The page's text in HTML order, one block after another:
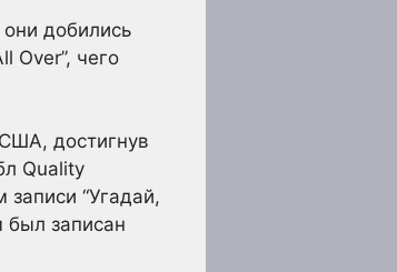
добились
Over”, чего
достигнув
Quality
записи “Угадай,
был записан